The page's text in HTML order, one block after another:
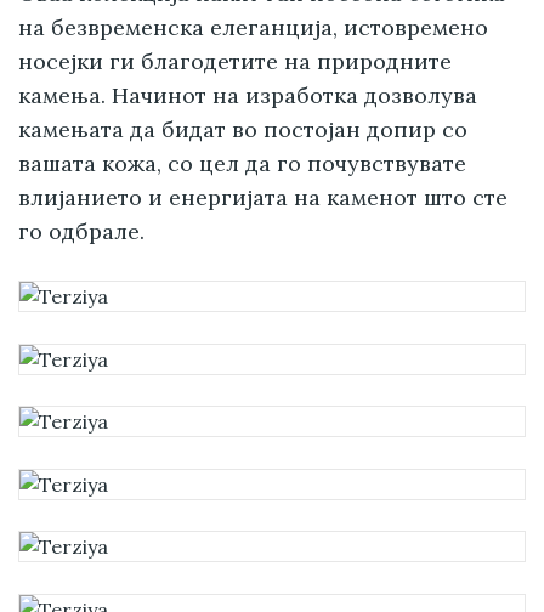
на безвременска елеганција, истовремено
носејки ги благодетите на природните
камења. Начинот на изработка дозволува
камењата да бидат во постојан допир со
вашата кожа, со цел да го почувствувате
влијанието и енергијата на каменот што сте
го одбрале.